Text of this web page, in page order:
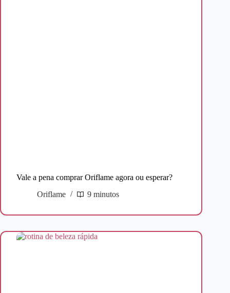
Vale a pena comprar Oriflame agora ou esperar?
Oriflame
9 minutos